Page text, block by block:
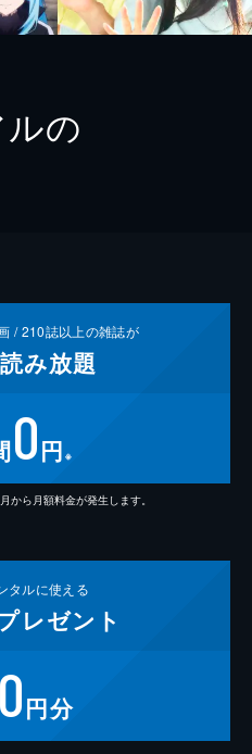
の
/210誌以上の雑誌が
読み放題
0円 ※
から月額料金が発生します。
タルに使える
レゼント
円分